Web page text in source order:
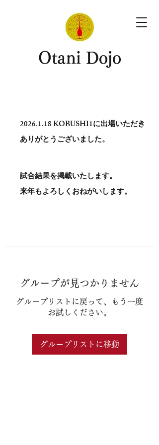
​Otani Dojo
2026.1.18KOBUSHI1に出場いただき
ありがとう​ございました。
試合結果を掲載いたします。
​来年もよろしくおねがいします。
グループが見つかりません
グループリストに戻って、もう一度
お試しください。
グループリストに移動